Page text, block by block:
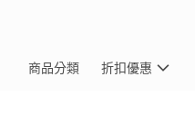
商品分類 折扣優惠